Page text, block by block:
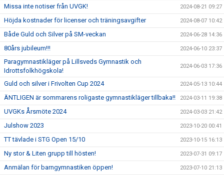
Missa inte notiser från UVGK! 2024-08-21 09:27
Höjda kostnader för licenser och träningsavgifter 2024-08-07 10:42
Både Guld och Silver på SM-veckan 2024-06-28 14:36
80års jubileum!!! 2024-06-10 23:37
Paragymnastikläger på Lillsveds Gymnastik och
Idrottsfolkhögskola!
2024-06-03 17:36
Guld och silver i Frivolten Cup 2024 2024-05-13 10:44
ÄNTLIGEN är sommarens roligaste gymnastikläger tillbaka!! 2024-03-11 19:38
UVGKs Årsmöte 2024 2024-03-03 21:42
Julshow 2023 2023-10-20 00:41
TT tävlade i STG Open 15/10 2023-10-15 16:13
Ny stor & Liten grupp till hösten! 2023-07-31 09:17
Anmälan för barngymnastiken öppen! 2023-07-10 21:13